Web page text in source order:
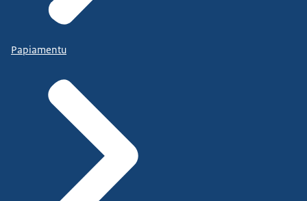
Papiamentu